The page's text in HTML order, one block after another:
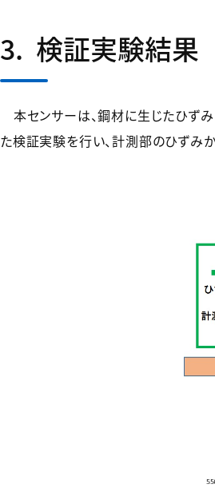
3. 検証実験結果
本センサーは、鋼材に生じたひず
た検証実験を行い、計測部のひずみ